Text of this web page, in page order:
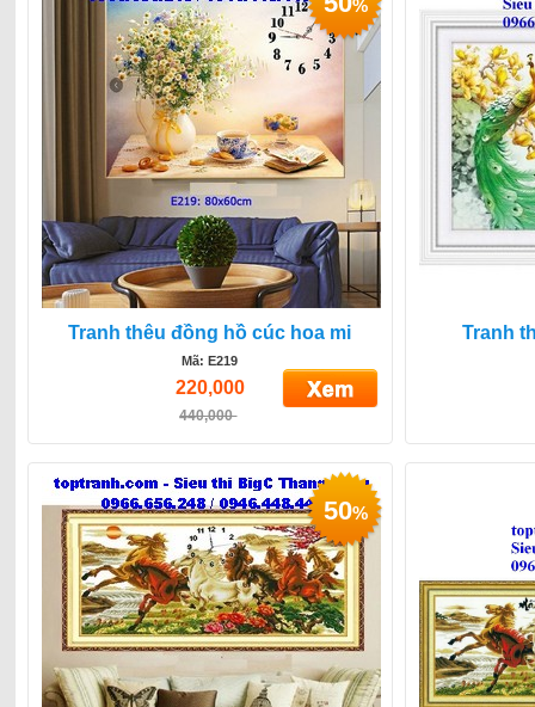
Tranh thêu đồng hồ cúc hoa mi
Mã: E219
220,000
440,000
%
Tranh
50%